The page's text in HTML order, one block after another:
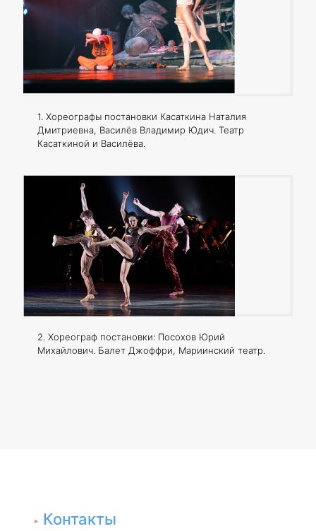
1. Хореографы постановки Касаткина Наталия
Дмитриевна, Василёв Владимир Юдич. Театр
Касаткиной и Василёва.
2. Хореограф постановки: Посохов Юрий
Михайлович. Балет Джоффри, Мариинский театр.
Контакты